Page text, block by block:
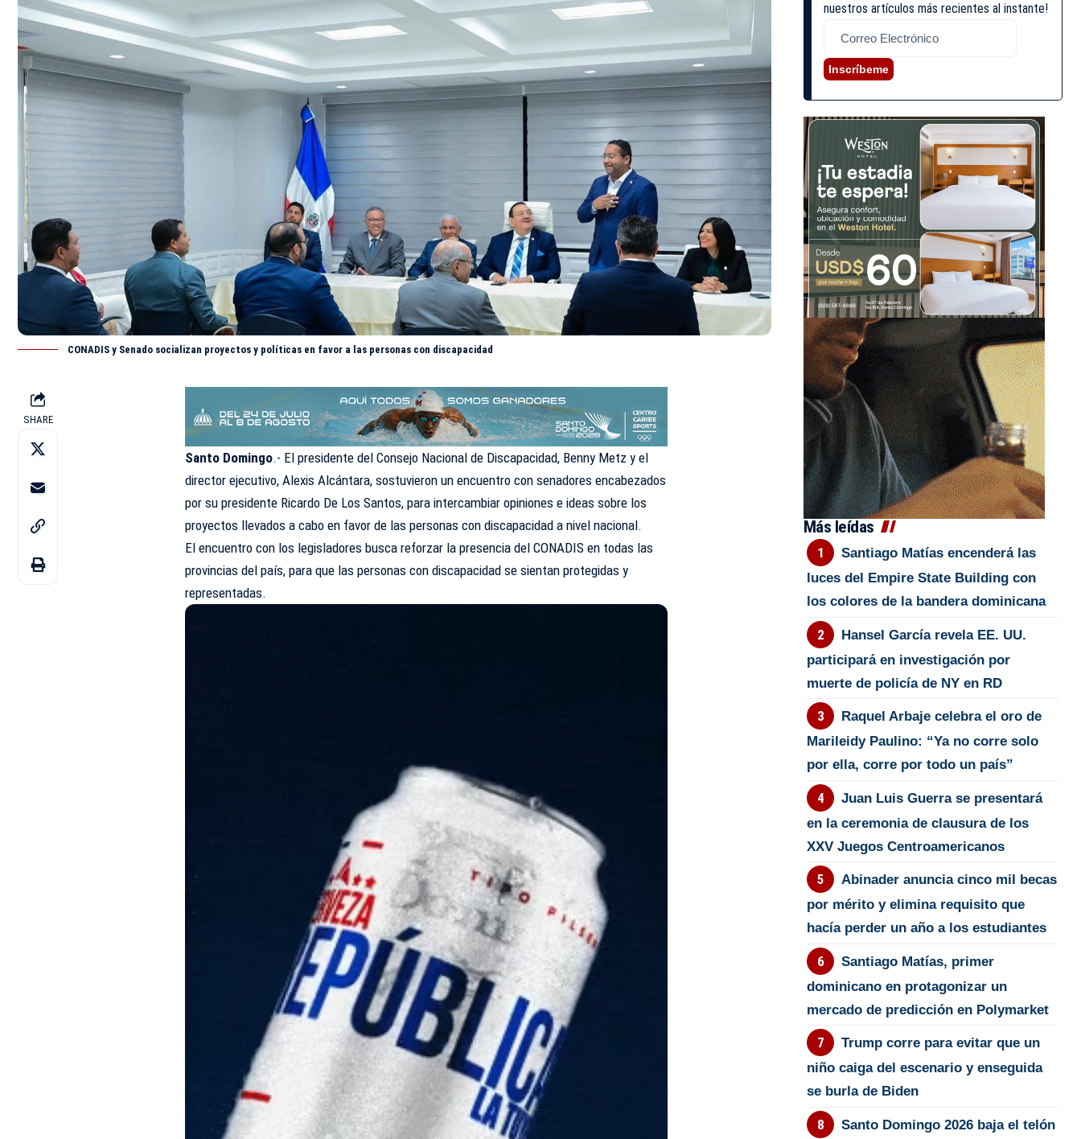
CONADIS y Senado socializan proyectos y políticas en favor a las personas con discapacidad
SHARE
Santo Domingo.- El presidente del Consejo Nacional de Discapacidad, Benny Metz y el
director ejecutivo, Alexis Alcántara, sostuvieron un encuentro con senadores encabezados
por su presidente Ricardo De Los Santos, para intercambiar opiniones e ideas sobre los
proyectos llevados a cabo en favor de las personas con discapacidad a nivel nacional.
El encuentro con los legisladores busca reforzar la presencia delCONADIS en todas las
provincias del país, para que las personas con discapacidad se sientan protegidas y
representadas.
nuestros artículos más recientes al instante!
Inscríbeme
Más leídas
Santiago Matías encenderá las
luces del Empire State Building con
los colores de la bandera dominicana
Hansel García revela EE. UU.
participará en investigación por
muerte de policía de NY en RD
Raquel Arbaje celebra el oro de
Marileidy Paulino: “Ya no corre solo
por ella, corre por todo un país”
Juan Luis Guerra se presentará
en la ceremonia de clausura de los
XXV Juegos Centroamericanos
Abinader anuncia cinco mil becas
por mérito y elimina requisito que
hacía perder un año a los estudiantes
Santiago Matías, primer
dominicano en protagonizar un
mercado de predicción en Polymarket
Trump corre para evitar que un
niño caiga del escenario y enseguida
se burla de Biden
Santo Domingo 2026 baja el telón